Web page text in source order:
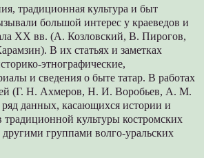
традиционная культура и быт
большой интерес у краеведов и
XX вв. (А. Козловский, В. Пирогов,
В их статьях и заметках
этнографические,
и сведения о быте татар. В работах
(Г. Н. Ахмеров, Н. И. Воробьев, А. М.
данных, касающихся истории и
традиционной культуры костромских
другими группами волго-уральских